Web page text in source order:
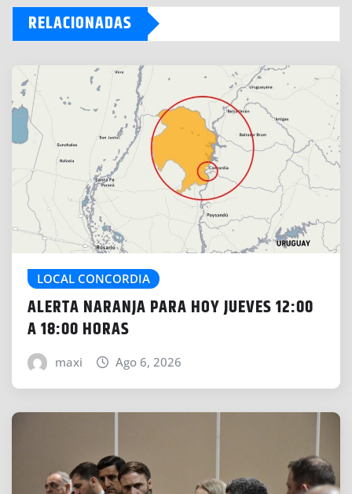
i
n
…
RELACIONADAS
LOCAL CONCORDIA
ALERTA NARANJA PARA HOY JUEVES 12:00
A 18:00 HORAS
maxi Ago 6, 2026